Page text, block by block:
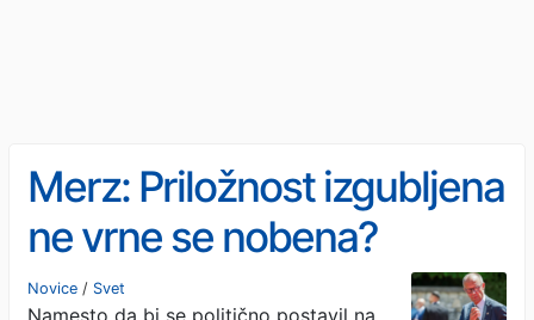
Merz: Priložnost izgubljena
ne vrne se nobena?
Novice / Svet
Namesto da bi se politično postavil na